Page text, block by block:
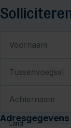
Voornaam
Tussenvoegsel
Achternaam
Adresgegevens
Land